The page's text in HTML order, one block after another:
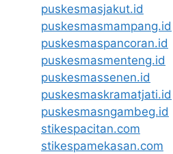
puskesmasjakut.id
puskesmasmampang.id
puskesmaspancoran.id
puskesmasmenteng.id
puskesmassenen.id
puskesmaskramatjati.id
puskesmasngambeg.id
stikespacitan.com
stikespamekasan.com